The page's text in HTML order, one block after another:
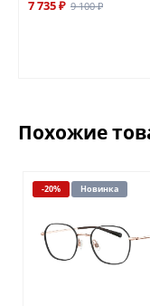
7 735 ₽ 9 100 ₽
Похожие
-20% Новинка